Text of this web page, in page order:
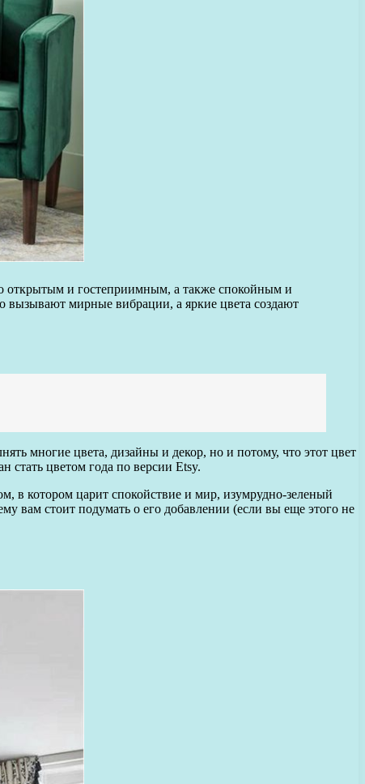
открытым и гостеприимным, а также спокойным и
вызывают мирные вибрации, а яркие цвета создают
многие цвета, дизайны и декор, но и потому, что этот цвет
стать цветом года по версии Etsy.
в котором царит спокойствие и мир, изумрудно-зеленый
вам стоит подумать о его добавлении (если вы еще этого не